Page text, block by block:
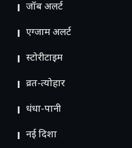
जॉब अलर्ट
एग्जाम अलर्ट
स्टोरीटाइम
व्रत-त्योहार
धंधा-पानी
नई दिशा